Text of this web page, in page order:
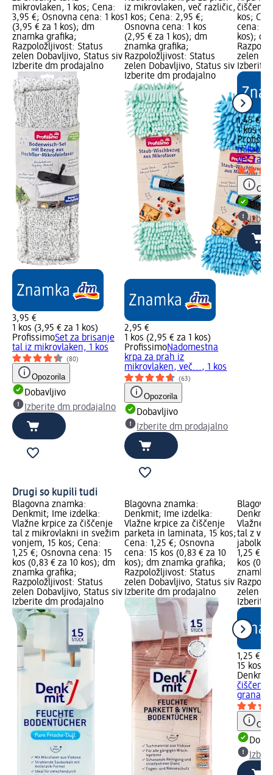
mikrovlaken, 1 kos; Cena:
3,95 €; Osnovna cena: 1 kos
(3,95 € za 1 kos); dm
znamka grafika;
Razpoložljivost: Status
zelen Dobavljivo, Status siv
Izberite dm prodajalno
3,95 €
1 kos (3,95 € za 1 kos)
ProfissimoSet za brisanje
tal iz mikrovlaken, 1 kos
(80)
Opozorila
Dobavljivo
Izberite dm prodajalno
iz mikrovlaken, več različic,
1 kos; Cena: 2,95 €;
Osnovna cena: 1 kos
(2,95 € za 1 kos); dm
znamka grafika;
Razpoložljivost: Status
zelen Dobavljivo, Status siv
Izberite dm prodajalno
2,95 €
1 kos (2,95 € za 1 kos)
ProfissimoNadomestna
krpa za prah iz
mikrovlaken, več..., 1 kos
(63)
Opozorila
Dobavljivo
Izberite dm prodajalno
čiščenje
kos;
cena: 1
kos);
zelen
Izberite
1,45 €
1 kos
več
Drugi so kupili tudi
Blagovna znamka:
Denkmit; Ime izdelka:
Vlažne krpice za čiščenje
tal z mikrovlakni in svežim
vonjem, 15 kos; Cena:
1,25 €; Osnovna cena: 15
kos (0,83 € za 10 kos); dm
znamka grafika;
Razpoložljivost: Status
zelen Dobavljivo, Status siv
Izberite dm prodajalno
Blagovna znamka:
Denkmit; Ime izdelka:
Vlažne krpice za čiščenje
parketa in laminata, 15 kos;
Cena: 1,25 €; Osnovna
cena: 15 kos (0,83 € za 10
kos); dm znamka grafika;
Razpoložljivost: Status
zelen Dobavljivo, Status siv
Izberite dm prodajalno
Vlažne
tal z
jabolka,
1,25 €;
kos
znamka
zelen
Izberite
1,25 €
15 kos
Denkmit
čiščenje